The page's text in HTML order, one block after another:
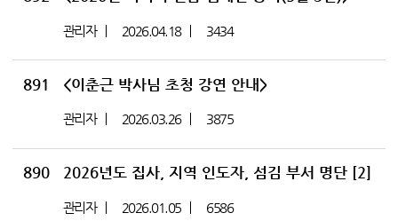
관리자 2026.04.18 3434
891 <이춘근 박사님 초청 강연 안내>
관리자 2026.03.26 3875
890 2026년도 집사, 지역 인도자, 섬김 부서 명단 [2]
관리자 2026.01.05 6586